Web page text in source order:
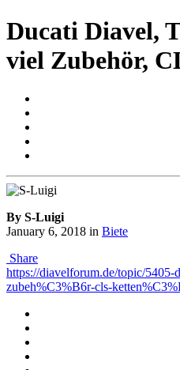
Ducati Diavel,
viel Zubehör,
By S-Luigi
January 6, 2018 in Biete
Share
https://diavelforum.de/topic/
zubeh%C3%B6r-cls-